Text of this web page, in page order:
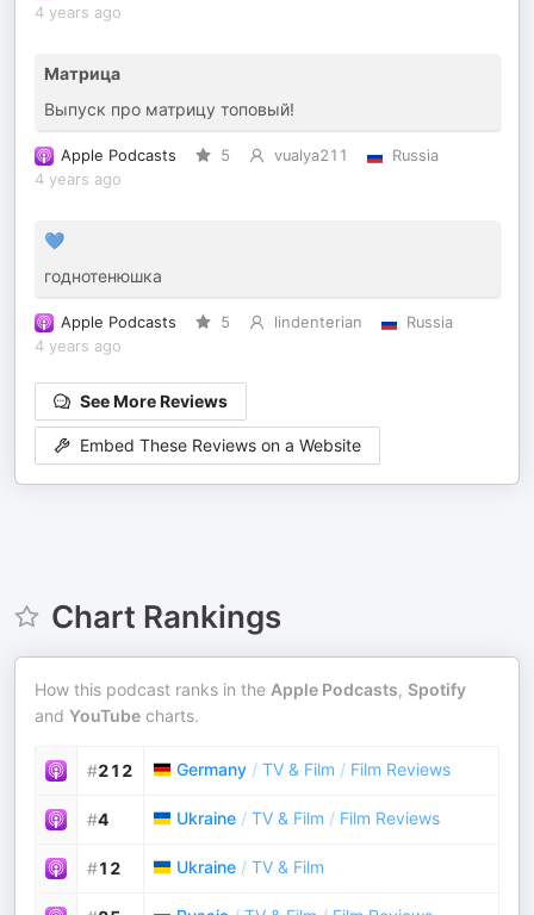
4 years ago
Матрица
Выпуск про матрицу топовый!
Apple Podcasts 5 vualya211
Russia
4 years ago
💙
годнотенюшка
Apple Podcasts 5 lindenterian
Russia
4 years ago
See More Reviews
Embed These Reviews on a Website
Chart Rankings
How this podcast ranks in the Apple Podcasts, Spotify
and YouTube charts.
#212 Germany / TV & Film / Film Reviews
#4 Ukraine / TV & Film / Film Reviews
#12 Ukraine / TV & Film